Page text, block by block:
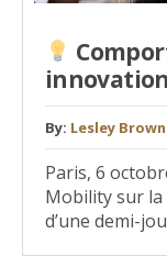
By: Lesley Brown
Paris, 6
Mobility sur la
d’une demi-